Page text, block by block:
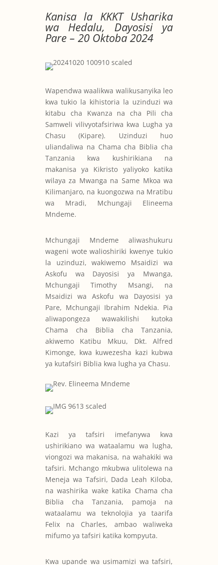
Kanisa la KKKT Usharika
wa Hedalu, Dayosisi ya
Pare – 20 Oktoba 2024
Wapendwa waalikwa walikusanyika leo
kwa tukio la kihistoria la uzinduzi wa
kitabu cha Kwanza na cha Pili cha
Samweli vilivyotafsiriwa kwa Lugha ya
Chasu (Kipare). Uzinduzi huo
uliandaliwa na Chama cha Biblia cha
Tanzania kwa kushirikiana na
makanisa ya Kikristo yaliyoko katika
wilaya za Mwanga na Same Mkoa wa
Kilimanjaro, na kuongozwa na Mratibu
wa Mradi, Mchungaji Elineema
Mndeme.
Mchungaji Mndeme aliwashukuru
wageni wote walioshiriki kwenye tukio
la uzinduzi, wakiwemo Msaidizi wa
Askofu wa Dayosisi ya Mwanga,
Mchungaji Timothy Msangi, na
Msaidizi wa Askofu wa Dayosisi ya
Pare, Mchungaji Ibrahim Ndekia. Pia
aliwapongeza wawakilishi kutoka
Chama cha Biblia cha Tanzania,
akiwemo Katibu Mkuu, Dkt. Alfred
Kimonge, kwa kuwezesha kazi kubwa
ya kutafsiri Biblia kwa lugha ya Chasu.
Kazi ya tafsiri imefanywa kwa
ushirikiano wa wataalamu wa lugha,
viongozi wa makanisa, na wahakiki wa
tafsiri. Mchango mkubwa ulitolewa na
Meneja wa Tafsiri, Dada Leah Kiloba,
na washirika wake katika Chama cha
Biblia cha Tanzania, pamoja na
wataalamu wa teknolojia ya taarifa
Felix na Charles, ambao waliweka
mifumo ya tafsiri katika kompyuta.
Kwa upande wa usimamizi wa tafsiri,